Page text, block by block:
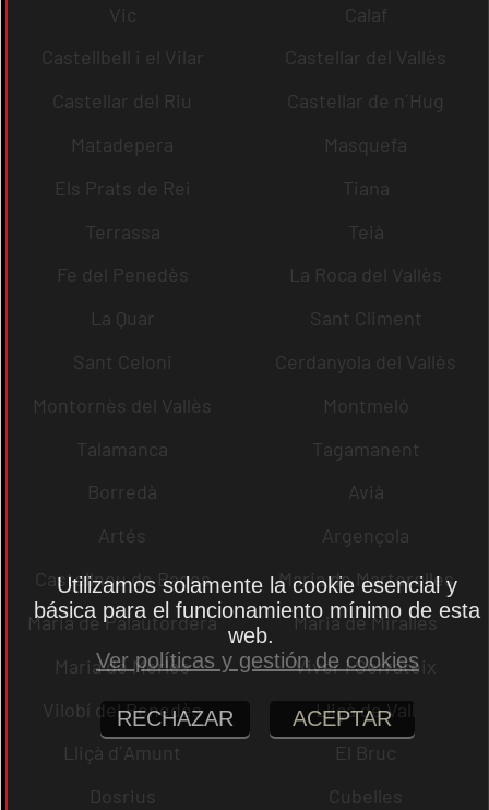
Vic
Calaf
Castellbell i el Vilar
Castellar del Vallès
Castellar del Riu
Castellar de n´Hug
Matadepera
Masquefa
Els Prats de Rei
Tiana
Terrassa
Teià
Fe del Penedès
La Roca del Vallès
La Quar
Sant Climent
Sant Celoni
Cerdanyola del Vallès
Montornès del Vallès
Montmeló
Talamanca
Tagamanent
Borredà
Avià
Artés
Argençola
Castellnou de Bages
Maria de Martorelles
Maria de Palautordera
Maria de Miralles
Maria de Merlès
Viver i Serrateix
Vilobí del Penedès
Lliçà de Vall
Lliçà d´Amunt
El Bruc
Dosrius
Cubelles
Utilizamos solamente la cookie esencial y
básica para el funcionamiento mínimo de esta
web.
Ver políticas y gestión de cookies
RECHAZAR ACEPTAR